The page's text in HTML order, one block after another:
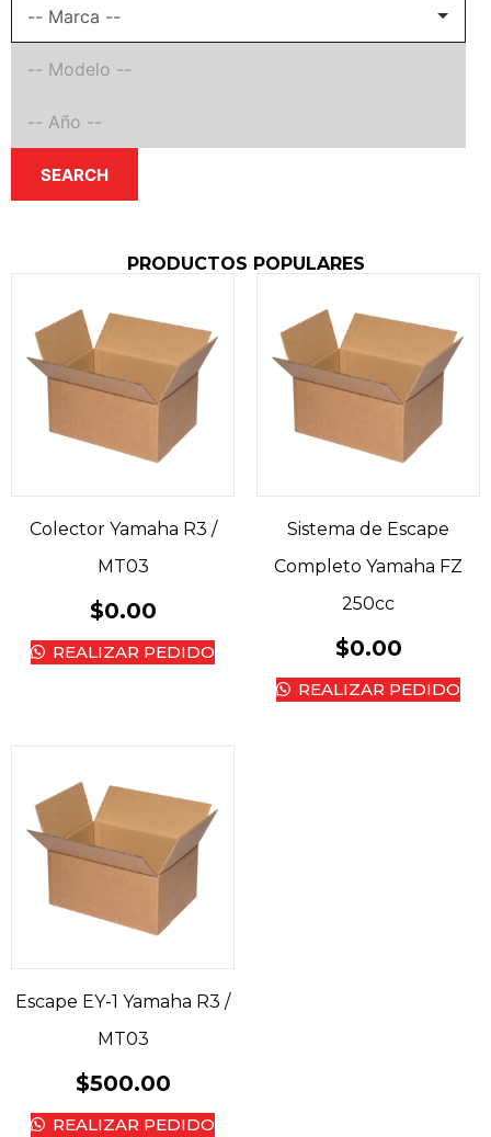
SEARCH
PRODUCTOS POPULARES
Colector Yamaha R3 /
MT03
$0.00
REALIZAR PEDIDO
Sistema de Escape
Completo Yamaha FZ
250cc
$0.00
REALIZAR PEDIDO
Escape EY-1 Yamaha R3 /
MT03
$500.00
REALIZAR PEDIDO